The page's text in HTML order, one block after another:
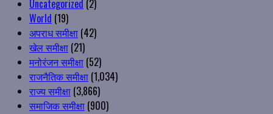
Uncategorized (2)
World (19)
अपराध समीक्षा (42)
खेल समीक्षा (21)
मनोरंजन समीक्षा (52)
राजनैतिक समीक्षा (1,034)
राज्य समीक्षा (3,866)
समाजिक समीक्षा (900)